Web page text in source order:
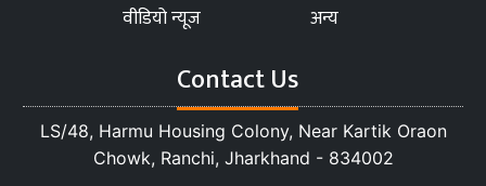
वीडियो न्यूज
अन्य
Contact Us
LS/48, Harmu Housing Colony, Near Kartik Oraon
Chowk, Ranchi, Jharkhand - 834002